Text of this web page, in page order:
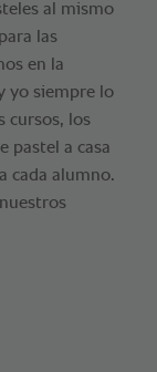
al mismo
las
en la
yo siempre lo
cursos, los
pastel a casa
cada alumno.